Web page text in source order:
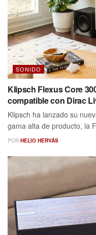
SONIDO
Klipsch Flexus Core
compatible con Dirac
Klipsch ha lanzado su
gama alta de producto, la
POR HELIO HERVÁS